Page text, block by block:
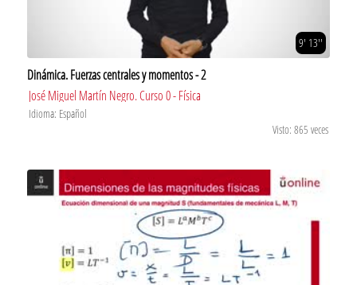
9' 13''
Dinámica. Fuerzas centrales y momentos - 2
José Miguel Martín Negro. Curso 0 - Física
Idioma: Español
Visto: 865 veces